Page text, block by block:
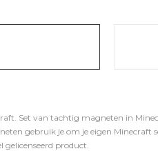
Set van tachtig magneten in
gebruik je om je eigen
gelicenseerd product.